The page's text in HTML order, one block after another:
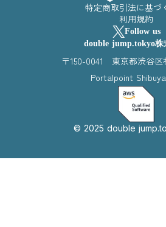
特定商取引法に基づ
利用規約
Follow us
double jump.tokyo株
〒150-0041 東京都渋谷区
Portalpoint
© 2025 double